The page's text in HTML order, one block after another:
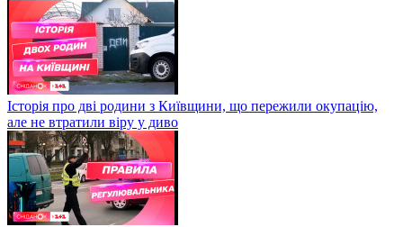
Історія про дві родини з Київщини, що пережили окупацію,
але не втратили віру у диво